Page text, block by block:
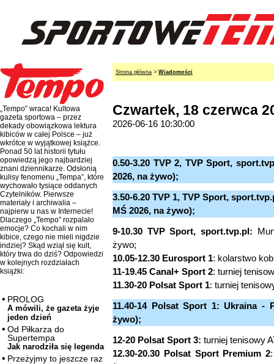
„Tempo” wraca! Kultowa
gazeta sportowa – przez
dekady obowiązkowa lektura
kibiców w całej Polsce – już
wkrótce w wyjątkowej książce.
Ponad 50 lat historii tytułu
opowiedzą jego najbardziej
znani dziennikarze. Odsłonią
kulisy fenomenu „Tempa”, które
wychowało tysiące oddanych
Czytelników. Pierwsze
materiały i archiwalia –
najpierw u nas w Internecie!
Dlaczego „Tempo” rozpalało
emocje? Co kochali w nim
kibice, czego nie mieli nigdzie
indziej? Skąd wziął się kult,
który trwa do dziś? Odpowiedzi
w kolejnych rozdziałach
książki:
PROLOG
A mówili, że gazeta żyje
jeden dzień
Od Piłkarza do
Supertempa
Jak narodziła się legenda
Przeżyjmy to jeszcze raz
Strona główna > Wiadomości
Czwartek, 18 czerwca
2026-06-16 10:30:00
0.50-3.20 TVP 2, TVP Sport,
2026, na żywo);
3.50-6.20 TVP 1, TVP Sport,
MŚ 2026, na żywo);
9-10.30 TVP Sport, sport.tvp.pl:
żywo;
10.05-12.30 Eurosport 1: kolarstwo
11-19.45 Canal+ Sport 2: turniej
11.30-20 Polsat Sport 1: turniej
11.40-14 Polsat Sport 1: Ukraina -
żywo);
12-20 Polsat Sport 3: turniej tenisowy
12.30-20.30 Polsat Sport Premium 2